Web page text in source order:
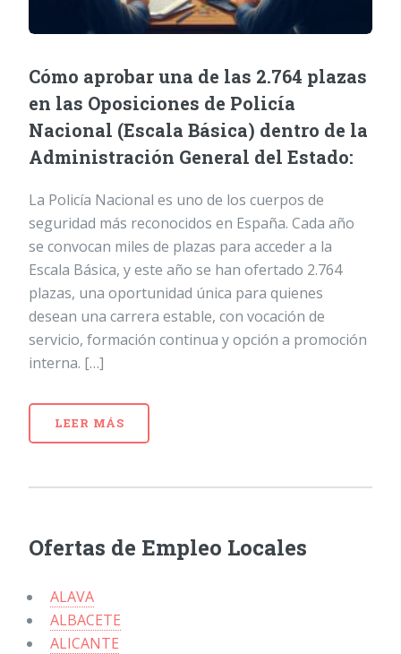
Cómo aprobar una de las 2.764 plazas
en las Oposiciones de Policía
Nacional (Escala Básica) dentro de la
Administración General del Estado:
La Policía Nacional es uno de los cuerpos de
seguridad más reconocidos en España. Cada año
se convocan miles de plazas para acceder a la
Escala Básica, y este año se han ofertado 2.764
plazas, una oportunidad única para quienes
desean una carrera estable, con vocación de
servicio, formación continua y opción a promoción
interna. […]
LEER MÁS
Ofertas de Empleo Locales
ALAVA
ALBACETE
ALICANTE